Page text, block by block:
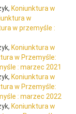
Koniunktura w
w
w przemyśle :
Koniunktura w
w Przemyśle:
: marzec 2021
Koniunktura w
w Przemyśle:
: marzec 2022
Koniunktura w